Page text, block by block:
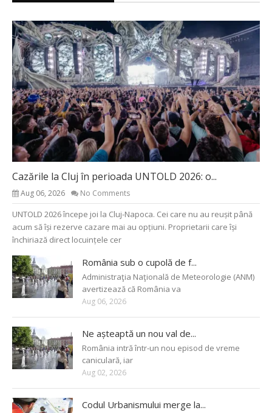
Cazările la Cluj în perioada UNTOLD 2026: o...
Aug 06, 2026 No Comments
UNTOLD 2026 începe joi la Cluj-Napoca. Cei care nu au reușit până
acum să își rezerve cazare mai au opțiuni. Proprietarii care își
închiriază direct locuințele cer
România sub o cupolă de f...
Administraţia Naţională de Meteorologie (ANM)
avertizează că România va
Aug 06, 2026
Ne așteaptă un nou val de...
România intră într-un nou episod de vreme
caniculară, iar
Aug 02, 2026
Codul Urbanismului merge la...